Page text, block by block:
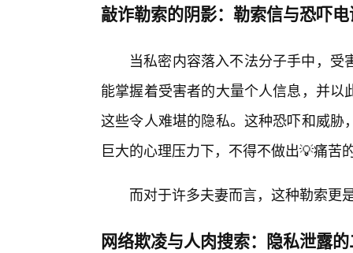
敲诈勒索的阴影：勒索信与恐吓
当私密内容落入不法分子手中，
能掌握着受害者的大量个人信息，并
这些令人难堪的隐私。这种恐吓和威
巨大的心理压力下，不得不做出💡痛苦
而对于许多夫妻而言，这种勒索更
网络欺凌与人肉搜索：隐私泄露